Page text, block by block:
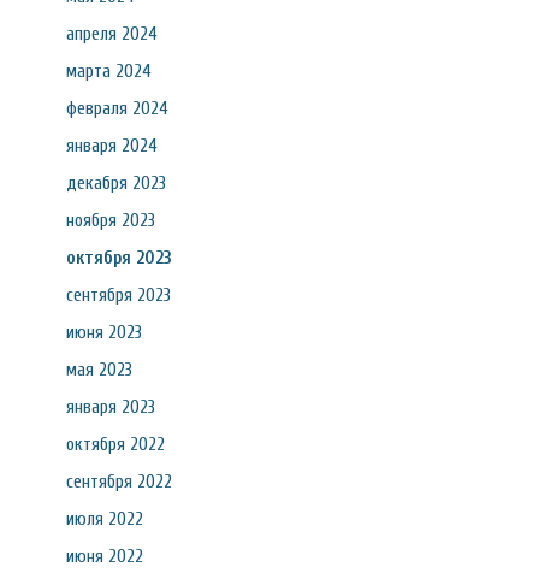
апреля 2024
марта 2024
февраля 2024
января 2024
декабря 2023
ноября 2023
октября 2023
сентября 2023
июня 2023
мая 2023
января 2023
октября 2022
сентября 2022
июля 2022
июня 2022